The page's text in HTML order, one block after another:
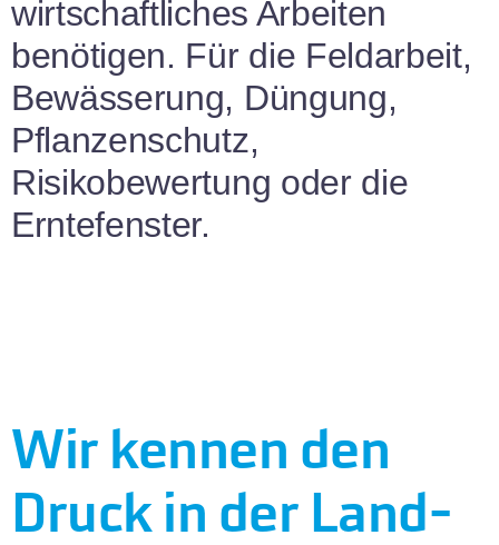
wirtschaftliches Arbeiten
benötigen. Für die Feldarbeit,
Bewässerung, Düngung,
Pflanzenschutz,
Risikobewertung oder die
Erntefenster.
Wir kennen den
Druck in der Land­